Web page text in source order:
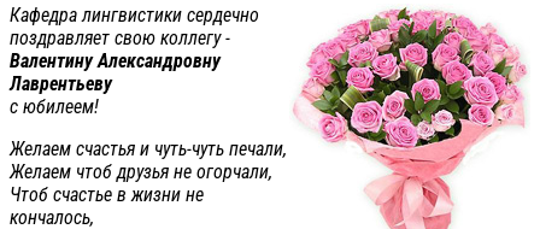
Кафедра лингвистики сердечно
поздравляет свою коллегу -
Валентину Александровну
Лаврентьеву
с юбилеем!
Желаем счастья и чуть-чуть печали,
Желаем чтоб друзья не огорчали,
Чтоб счастье в жизни не
кончалось,